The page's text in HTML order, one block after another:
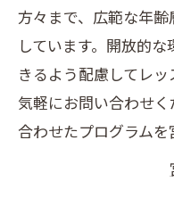
方々まで、広範な年
しています。開放的
きるよう配慮してレ
気軽にお問い合わせ
合わせたプログラムを